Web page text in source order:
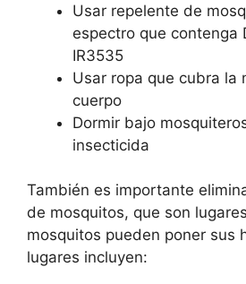
Usar repelente de
espectro que contenga
IR3535
Usar ropa que cubra la
cuerpo
Dormir bajo
insecticida
También es importante
de mosquitos, que son
mosquitos pueden poner sus
lugares incluyen: